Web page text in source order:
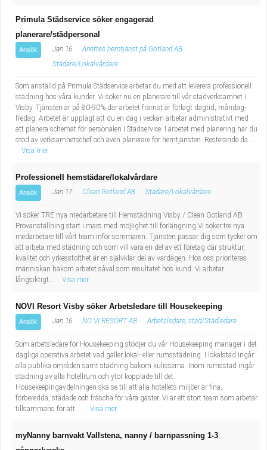
Primula Städservice söker engagerad
planerare/städpersonal
Ansök Jan 16
Anettes hemtjänst på Gotland AB
Städare/Lokalvårdare
Som anställd på Primula Städservice arbetar du med att leverera professionell
städning hos våra kunder. Vi söker nu en planerare till vår städverksamhet i
Visby. Tjänsten är på 80-90% där arbetet främst är förlagt dagtid, måndag-
fredag. Arbetet är upplagt att du en dag i veckan arbetar administrativt med
att planera schemat för personalen i Städservice. I arbetet med planering har du
stöd av verksamhetschef och även planerare för hemtjänsten. Resterande da...
Visa mer
Professionell hemstädare/lokalvårdare
Ansök Jan 17 Clean Gotland AB Städare/Lokalvårdare
Vi söker TRE nya medarbetare till Hemstädning Visby / Clean Gotland AB
Provanställning start i mars med möjlighet till förlängning Vi söker tre nya
medarbetare till vårt team inför sommaren. Tjänsten passar dig som tycker om
att arbeta med städning och som vill vara en del av ett företag där struktur,
kvalitet och yrkesstolthet är en självklar del av vardagen. Hos oss prioriteras
människan bakom arbetet såväl som resultatet hos kund. Vi arbetar
långsiktigt...
Visa mer
NOVI Resort Visby söker Arbetsledare till Housekeeping
Ansök Jan 16 NO VI RESORT AB Arbetsledare, städ/Städledare
Som arbetsledare för Housekeeping stödjer du vår Housekeeping manager i det
dagliga operativa arbetet vad gäller lokal- eller rumsstädning. I lokalstäd ingår
alla publika områden samt städning bakom kulisserna. Inom rumsstäd ingår
städning av alla hotellrum och ytor kopplade till det.
Housekeepingavdelningen ska se till att alla hotellets miljöer är fina,
förberedda, städade och fräscha för våra gäster. Vi är ett stort team som arbetar
tillsammans för att ...
Visa mer
myNanny barnvakt Vallstena, nanny / barnpassning 1-3